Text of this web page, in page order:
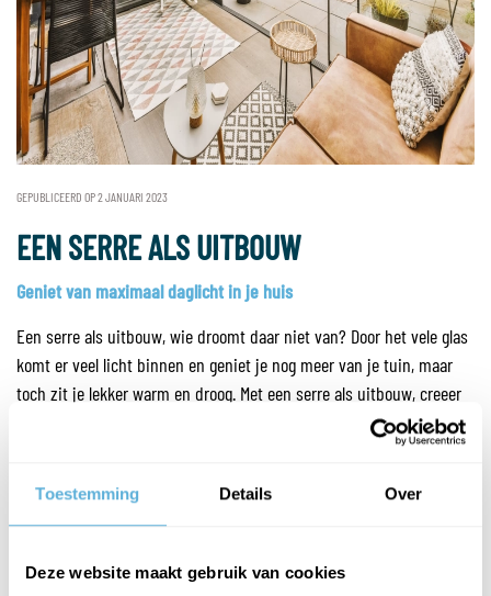
Toestemming Details Over
Deze website maakt gebruik van cookies
GEPUBLICEERD OP 2 JANUARI 2023
EEN SERRE ALS UITBOUW
Geniet van maximaal daglicht in je huis
Een serre als uitbouw, wie droomt daar niet van? Door het vele glas
komt er veel licht binnen en geniet je nog meer van je tuin, maar
toch zit je lekker warm en droog. Met een serre als uitbouw, creeer
je extra ruimte voor een eetkamer, speelkamer, in je keuken of om
heerlijk te lezen. Door een lichtstraat of een glazen dak in de serre
Heb je (nieuw) glas nodig voor een serre, veranda, aanbouw of
serre- en dakbeglazing. Je kiest altijd uit gelaagd enkel glas, gelaagd